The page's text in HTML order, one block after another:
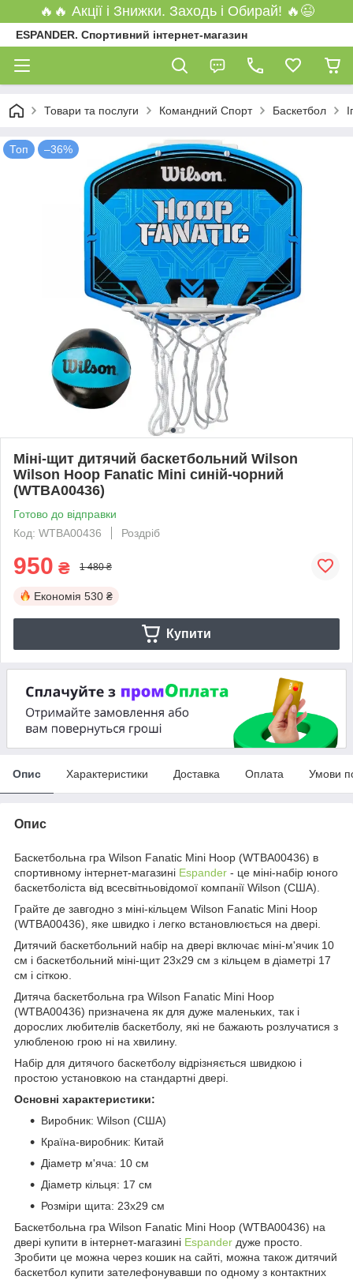
🔥🔥 Акції і Знижки. Заходь і Обирай! 🔥😉
ESPANDER. Спортивний інтернет-магазин
Товари та послуги Командний Спорт Баскетбол
Топ –36%
Міні-щит дитячий баскетбольний Wilson
Wilson Hoop Fanatic Mini синій-чорний
(WTBA00436)
Готово до відправки
Код: WTBA00436
Роздріб
950 ₴ 1 480 ₴
Економія 530 ₴
Купити
Опис Характеристики Доставка Оплата Умови
Опис
Баскетбольна гра Wilson Fanatic Mini Hoop (WTBA00436) в
спортивному інтернет-магазині Espander - це міні-набір юного
баскетболіста від всесвітньовідомої компанії Wilson (США).
Грайте де завгодно з міні-кільцем Wilson Fanatic Mini Hoop
(WTBA00436), яке швидко і легко встановлюється на двері.
Дитячий баскетбольний набір на двері включає міні-м'ячик 10
см і баскетбольний міні-щит 23х29 см з кільцем в діаметрі 17
см і сіткою.
Дитяча баскетбольна гра Wilson Fanatic Mini Hoop
(WTBA00436) призначена як для дуже маленьких, так і
дорослих любителів баскетболу, які не бажають розлучатися з
улюбленою грою ні на хвилину.
Набір для дитячого баскетболу відрізняється швидкою і
простою установкою на стандартні двері.
Основні характеристики:
Виробник: Wilson (США)
Країна-виробник: Китай
Діаметр м'яча: 10 см
Діаметр кільця: 17 см
Розміри щита: 23х29 см
Баскетбольна гра Wilson Fanatic Mini Hoop (WTBA00436) на
двері купити в інтернет-магазині Espander дуже просто.
Зробити це можна через кошик на сайті, можна також дитячий
баскетбол купити зателефонувавши по одному з контактних